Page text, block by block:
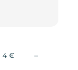
4 € –Non